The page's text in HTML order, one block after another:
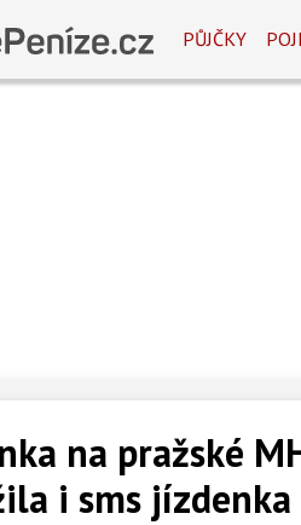
PŮJČKY
na pražské
i sms jízdenka